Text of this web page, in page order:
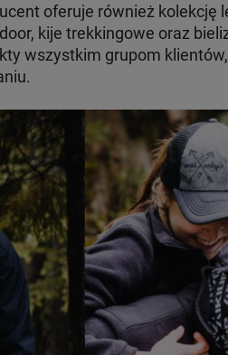
oferuje również kolekcję
kije trekkingowe oraz
wszystkim grupom